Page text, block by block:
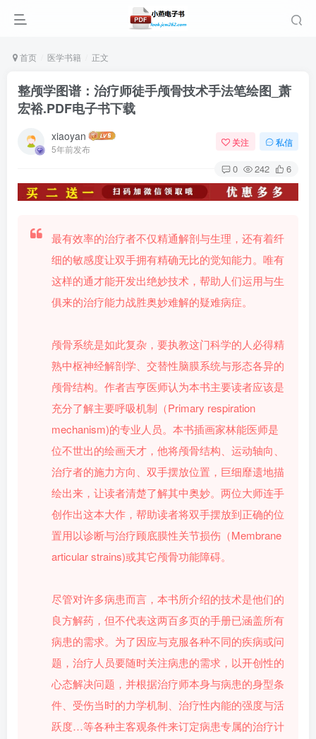
首页 医学书籍 正文
整颅学图谱：治疗师徒手颅骨技术手法笔绘图_萧
宏裕.PDF电子书下载
xiaoyan
5年前发布
关注 私信
0 242 6
最有效率的治疗者不仅精通解剖与生理，还有着纤
细的敏感度让双手拥有精确无比的觉知能力。唯有
这样的通才能开发出绝妙技术，帮助人们运用与生
俱来的治疗能力战胜奥妙难解的疑难病症。
颅骨系统是如此复杂，要执教这门科学的人必得精
熟中枢神经解剖学、交替性脑膜系统与形态各异的
颅骨结构。作者吉亨医师认为本书主要读者应该是
充分了解主要呼吸机制（Primary respiration
mechanism)的专业人员。本书插画家林能医师是
位不世出的绘画天才，他将颅骨结构、运动轴向、
治疗者的施力方向、双手摆放位置，巨细靡遗地描
绘出来，让读者清楚了解其中奥妙。两位大师连手
创作出这本大作，帮助读者将双手摆放到正确的位
置用以诊断与治疗顾底膜性关节损伤（Membrane
articular strains)或其它颅骨功能障碍。
尽管对许多病患而言，本书所介绍的技术是他们的
良方解药，但不代表这两百多页的手册已涵盖所有
病患的需求。为了因应与克服各种不同的疾病或问
题，治疗人员要随时关注病患的需求，以开创性的
心态解决问题，并根据治疗师本身与病患的身型条
件、受伤当时的力学机制、治疗性内能的强度与活
跃度…等各种主客观条件来订定病患专属的治疗计